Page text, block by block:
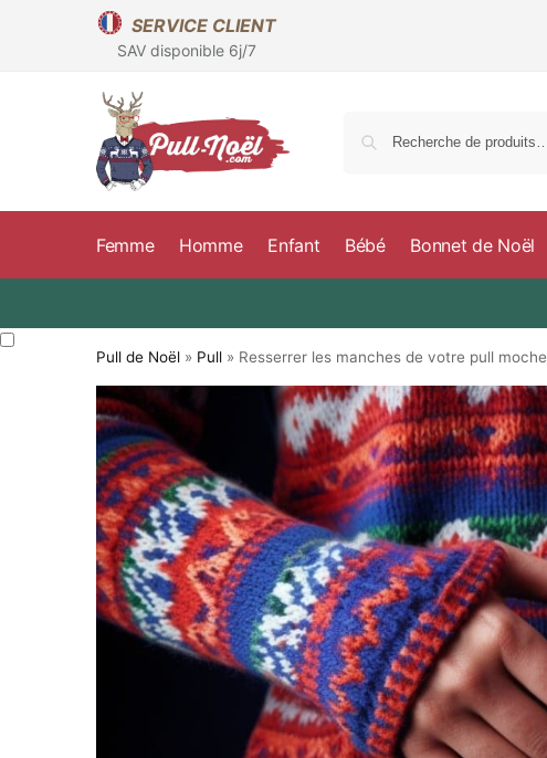
SERVICE CLIENT
SAV disponible 6j/7
Femme Homme Enfant Bébé Bonnet de Noël
Pull de Noël » Pull » Resserrer les manches de votre pull moche